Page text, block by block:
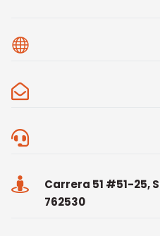




Carrera 51 #51-25,
762530